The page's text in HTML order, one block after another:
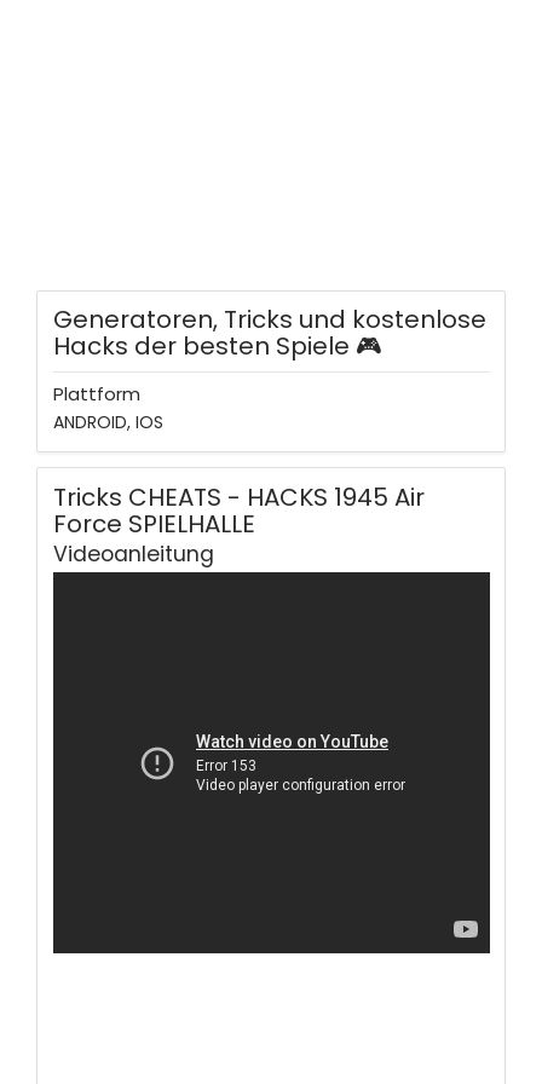
Generatoren, Tricks und kostenlose
Hacks der besten Spiele 🎮
Plattform
ANDROID, IOS
Tricks CHEATS - HACKS 1945 Air
Force SPIELHALLE
Videoanleitung